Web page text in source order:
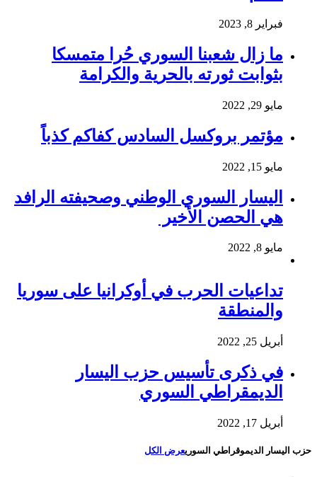
فبراير 8, 2023
ما زال شعبنا السوري حُرا متمسكا
بثوابت ثورته بالحرية والكرامة
مايو 29, 2022
مؤتمر بروكسل السادس كفاكم كذباً
مايو 15, 2022
اليسار السوري الوطني وصحيفته الرافد
هي الحصن الأخير
مايو 8, 2022
تداعيات الحرب في أوكرانيا على سوريا
والمنطقة
أبريل 25, 2022
في ذكرى تأسيس حزب اليسار
الديمقراطي السوري
أبريل 17, 2022
حزب اليسار الديموقراطي السوريعرض الكل